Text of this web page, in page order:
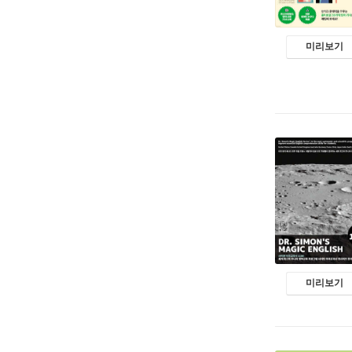
미리보기
미리보기